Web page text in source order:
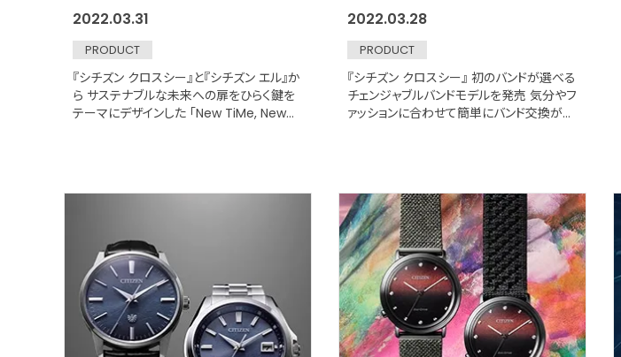
2022.03.31
PRODUCT
『シチズン クロスシー』と『シチズン エル』か
ら サステナブルな未来への扉をひらく鍵を
テーマにデザインした 「New TiMe, New
2022.03.28
PRODUCT
『シチズン クロスシー』 初のバンドが選べる
チェンジャブルバンドモデルを発売 気分やフ
ァッションに合わせて簡単にバンド交換が可